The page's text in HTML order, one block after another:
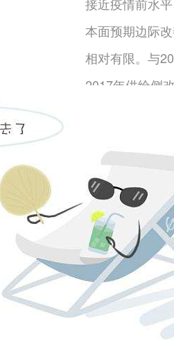
本面预期边际
相对有限。与
2017年供给侧
铁等价格快速
下游成本迅速抬
济增速放缓的背
游成本向终端
为困难，建材、
造、房地产、
服装等下游企